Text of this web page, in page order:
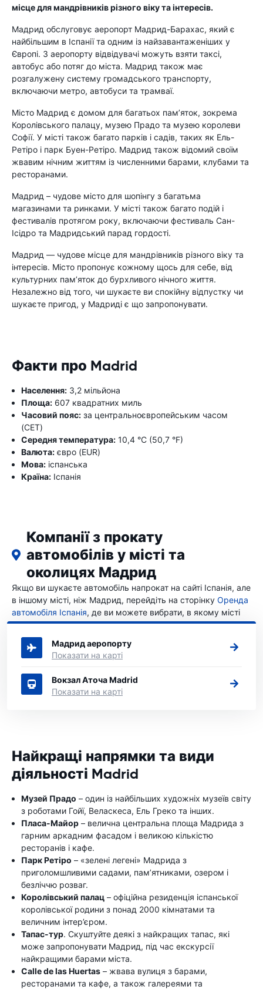
місце для мандрівників різного віку та інтересів.
Мадрид обслуговує аеропорт Мадрид-Барахас, який є
найбільшим в Іспанії та одним із найзавантаженіших у
Європі. З аеропорту відвідувачі можуть взяти таксі,
автобус або потяг до міста. Мадрид також має
розгалужену систему громадського транспорту,
включаючи метро, ​​автобуси та трамваї.
Місто Мадрид є домом для багатьох пам’яток, зокрема
Королівського палацу, музею Прадо та музею королеви
Софії. У місті також багато парків і садів, таких як Ель-
Ретіро і парк Буен-Ретіро. Мадрид також відомий своїм
жвавим нічним життям із численними барами, клубами та
ресторанами.
Мадрид – чудове місто для шопінгу з багатьма
магазинами та ринками. У місті також багато подій і
фестивалів протягом року, включаючи фестиваль Сан-
Ісідро та Мадридський парад гордості.
Мадрид — чудове місце для мандрівників різного віку та
інтересів. Місто пропонує кожному щось для себе, від
культурних пам’яток до бурхливого нічного життя.
Незалежно від того, чи шукаєте ви спокійну відпустку чи
шукаєте пригод, у Мадриді є що запропонувати.
Факти про Madrid
Населення: 3,2 мільйона
Площа: 607 квадратних миль
Часовий пояс: за центральноєвропейським часом
(CET)
Середня температура: 10,4 °C (50,7 °F)
Валюта: євро (EUR)
Мова: іспанська
Країна: Іспанія
Компанії з прокату
автомобілів у місті та
околицях Мадрид
Якщо ви шукаєте автомобіль напрокат на сайті Іспанія, але
в іншому місті, ніж Мадрид, перейдіть на сторінку Оренда
автомобіля Іспанія, де ви можете вибрати, в якому місті
Іспанія ви хочете орендувати автомобіль.
Мадрид аеропорту
Показати на карті
Вокзал Аточа Madrid
Показати на карті
Найкращі напрямки та види
діяльності Madrid
Музей Прадо – один із найбільших художніх музеїв світу
з роботами Гойї, Веласкеса, Ель Греко та інших.
Пласа-Майор – велична центральна площа Мадрида з
гарним аркадним фасадом і великою кількістю
ресторанів і кафе.
Парк Ретіро – «зелені легені» Мадрида з
приголомшливими садами, пам’ятниками, озером і
безліччю розваг.
Королівський палац – офіційна резиденція іспанської
королівської родини з понад 2000 кімнатами та
величним інтер’єром.
Тапас-тур. Скуштуйте деякі з найкращих тапас, які
може запропонувати Мадрид, під час екскурсії
найкращими барами міста.
Calle de las Huertas – жвава вулиця з барами,
ресторанами та кафе, а також галереями та